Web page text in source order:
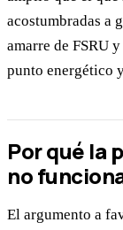
acostumbradas a
amarre de FSRU
punto energético
Por qué la
no
El argumento a